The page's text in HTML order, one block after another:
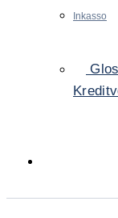
Inkasso